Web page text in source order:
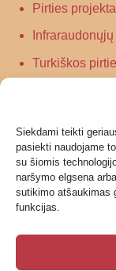
Siekdami teikti
pasiekti naudojame
su šiomis
naršymo elgsena
sutikimo atšaukimas
funkcijas.
Pirties
Turkiškos
Informacija
Grąžinimas
Garantijos ir